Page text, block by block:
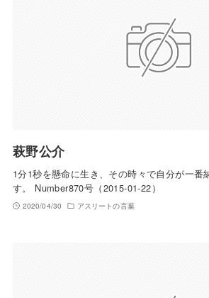
萩野公介
1分1秒を懸命に生き、その時々で自分が一番
す。 Number870号（2015-01-22）
2020/04/30 アスリートの言葉